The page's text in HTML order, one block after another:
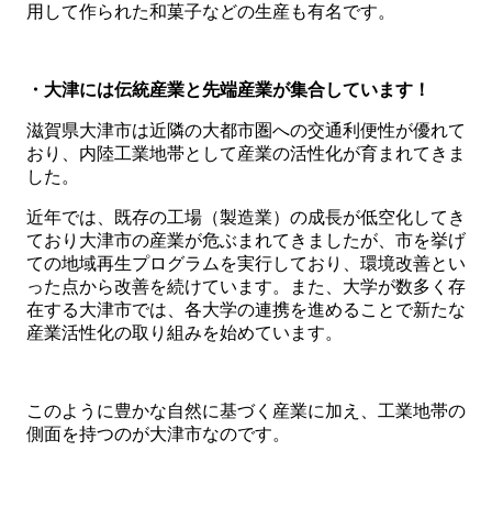
用して作られた和菓子などの生産も有名です。
・大津には伝統産業と先端産業が集合しています！
滋賀県大津市は近隣の大都市圏への交通利便性が優れて
おり、内陸工業地帯として産業の活性化が育まれてきま
した。
近年では、既存の工場（製造業）の成長が低空化してき
ており大津市の産業が危ぶまれてきましたが、市を挙げ
ての地域再生プログラムを実行しており、環境改善とい
った点から改善を続けています。また、大学が数多く存
在する大津市では、各大学の連携を進めることで新たな
産業活性化の取り組みを始めています。
このように豊かな自然に基づく産業に加え、工業地帯の
側面を持つのが大津市なのです。